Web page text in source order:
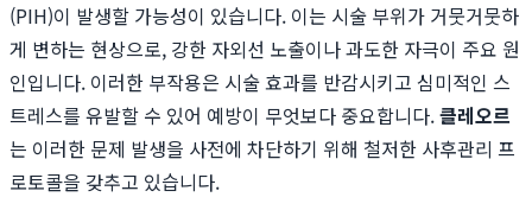
(PIH)이 발생할 가능성이 있습니다. 이는 시술 부위가 거뭇거뭇하
게 변하는 현상으로, 강한 자외선 노출이나 과도한 자극이 주요 원
인입니다. 이러한 부작용은 시술 효과를 반감시키고 심미적인 스
트레스를 유발할 수 있어 예방이 무엇보다 중요합니다.클레오르
는 이러한 문제 발생을 사전에 차단하기 위해 철저한 사후관리 프
로토콜을 갖추고 있습니다.